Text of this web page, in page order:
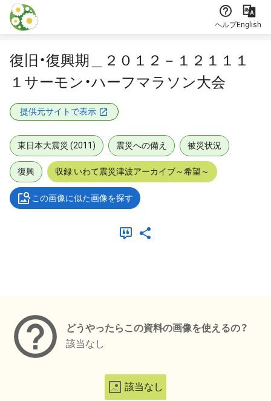
本文に飛ぶ
ヘルプEnglish
復旧・復興期＿２０１２－１２１１１
１サーモン・ハーフマラソン大会
提供元サイトで表示
東日本大震災 (2011) 震災への備え 被災状況
復興 収録:いわて震災津波アーカイブ～希望～
この画像に似た画像を探す
どうやったらこの資料の画像を使えるの？
該当なし
該当なし